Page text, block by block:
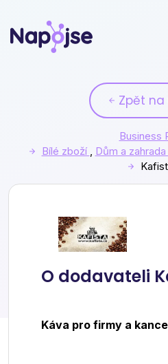
Zpět
Business
Bílé zboží , Dům a zahrada
O dodavateli
Káva pro firmy a